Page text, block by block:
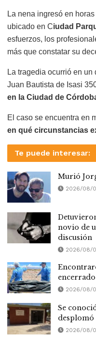
La nena ingresó en
ubicado en Ciudad
esfuerzos, los
más que constatar su
La tragedia ocurrió en
Juan Bautista de Isasi
en la Ciudad de
El caso se encuentra en
en qué circunstancias
Te puede interesar:
Murió
2026/08/
novio de
discusión
2026/08/
2026/08/
Se
2026/08/